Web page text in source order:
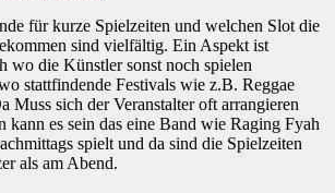
für kurze Spielzeiten und welchen Slot die
sind vielfältig. Ein Aspekt ist
wo die Künstler sonst noch spielen
stattfindende Festivals wie z.B. Reggae
Muss sich der Veranstalter oft arrangieren
kann es sein das eine Band wie Raging Fyah
spielt und da sind die Spielzeiten
als am Abend.